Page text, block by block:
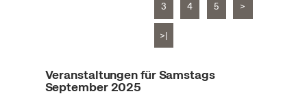
3 4 5 >
>|
Veranstaltungen für Samstags
September 2025